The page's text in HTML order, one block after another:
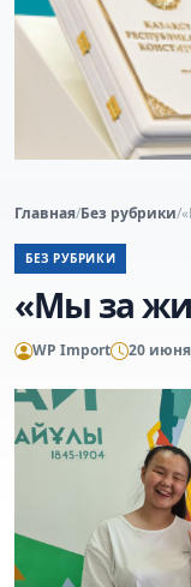
Главная/Без рубрики/
БЕЗ РУБРИКИ
«Мы за
WP Import 20